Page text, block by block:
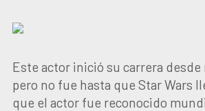
Este actor inició su carrera
pero no fue hasta que Star Wars
que el actor fue reconocido